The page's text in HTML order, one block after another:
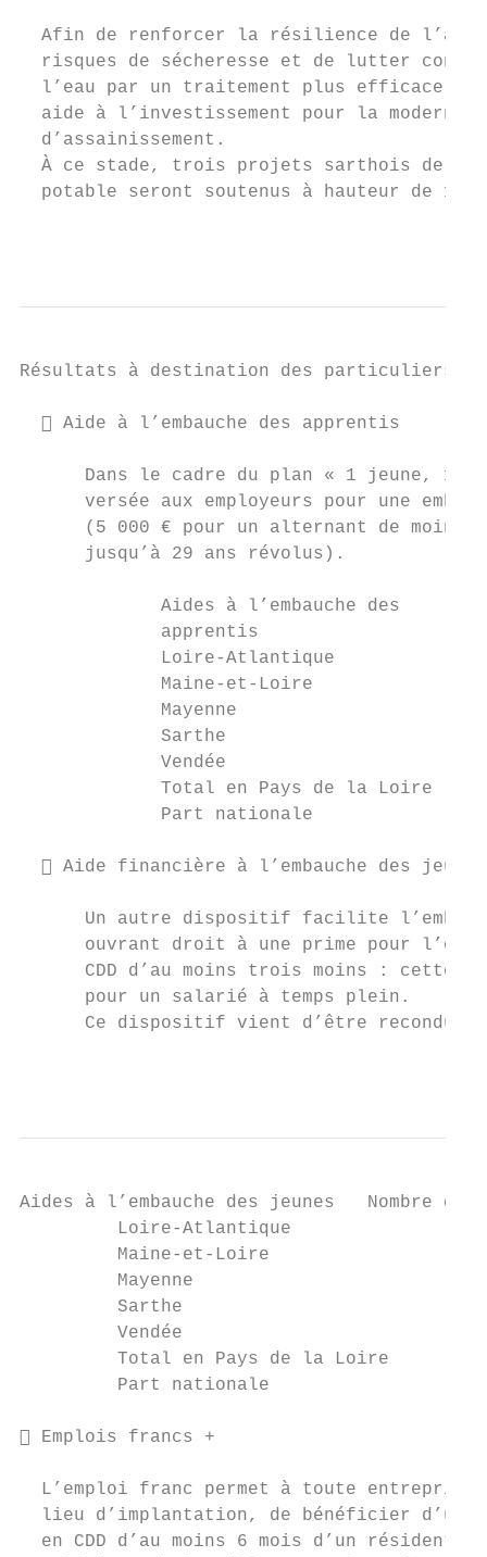
Afin de renforcer la résilience de
risques de sécheresse et de lutter
l’eau par un traitement plus efficace
aide à l’investissement pour la
  d’assainissement.
À ce stade, trois projets sarthois de
potable seront soutenus à hauteur de
Résultats à destination des particuliers
   Aide à l’embauche des apprentis
Dans le cadre du plan « 1 jeune, 1
versée aux employeurs pour une
(5 000 € pour un alternant de moins
      jusqu’à 29 ans révolus).
Aides à l’embauche des
apprentis
Loire-Atlantique
Maine-et-Loire
Mayenne
Sarthe
Vendée
Total en Pays de la Loire
Part nationale
   Aide financière à l’embauche des jeunes
Un autre dispositif facilite
ouvrant droit à une prime pour
CDD d’au moins trois moins : cette
      pour un salarié à temps plein.
Ce dispositif vient d’être reconduit
Aides à l’embauche des jeunes   Nombre
Loire-Atlantique
Maine-et-Loire
Mayenne
Sarthe
Vendée
Total en Pays de la Loire
Part nationale
 Emplois francs +
L’emploi franc permet à toute
lieu d’implantation, de bénéficier
en CDD d’au moins 6 mois d’un résident